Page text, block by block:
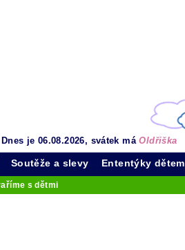
Dnes je 06.08.2026, svátek máOldřiška
Soutěže a slevy Ententýky dětem
s dětmi